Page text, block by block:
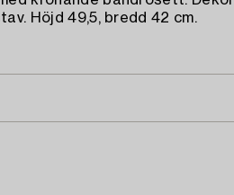
Höjd 49,5, bredd 42 cm.